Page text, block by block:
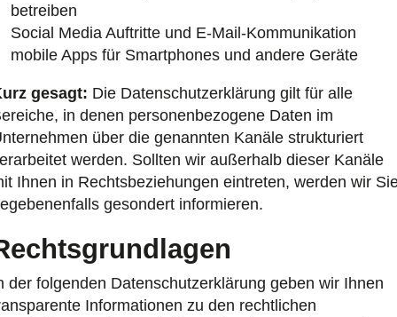
betreiben
Social Media Auftritte und E-Mail-Kommunikation
mobile Apps für Smartphones und andere Geräte
gesagt: Die Datenschutzerklärung gilt für alle
in denen personenbezogene Daten im
über die genannten Kanäle strukturiert
werden. Sollten wir außerhalb dieser Kanäle
Ihnen in Rechtsbeziehungen eintreten, werden wir
gesondert informieren.
der folgenden Datenschutzerklärung geben wir Ihnen
Informationen zu den rechtlichen